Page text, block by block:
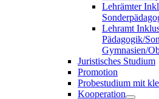
Lehrämter
Lehramt
Pädagogik/
Gymnasien/
Juristisches Studium
Promotion
Probestudium mit
Kooperation